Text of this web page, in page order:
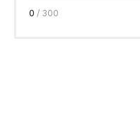
0 / 300